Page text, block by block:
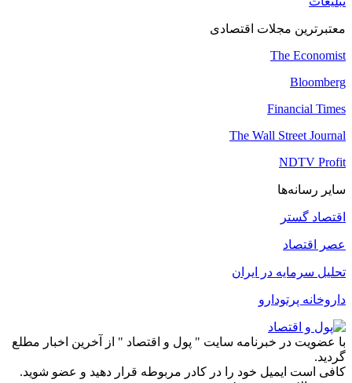
معتبرترین مجلات اقتصادی
The Economist
Bloomberg
Financial Times
The Wall Street Journal
NDTV Profit
سایر رسانه‌ها
اقتصاد گستر
عصر اقتصاد
تحلیل سرمایه در ایران
داروخانه پرتودارو
با عضویت در خبرنامه سایت " پول و اقتصاد " از آخرین اخبار مطلع
گردید.
کافی است ایمیل خود را در کادر مربوطه قرار دهید و عضو شوید.